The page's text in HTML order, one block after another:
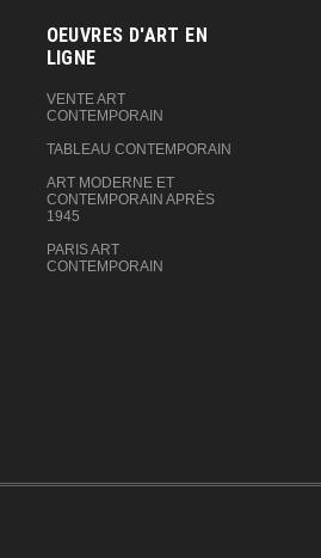
OEUVRES D'ART EN
LIGNE‎
VENTE ART
CONTEMPORAIN
TABLEAU CONTEMPORAIN
ART MODERNE ET
CONTEMPORAIN APRÈS
1945
PARIS ART
CONTEMPORAIN